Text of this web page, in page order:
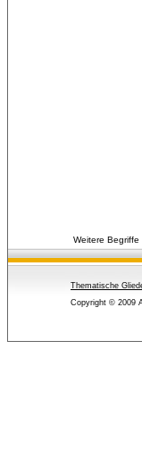
Weitere Begriffe
Thematische
Copyright © 2009